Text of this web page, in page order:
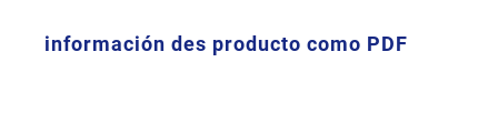
información des producto como PDF